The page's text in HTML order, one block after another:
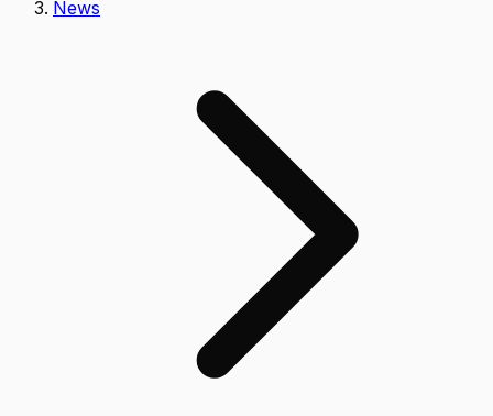
News